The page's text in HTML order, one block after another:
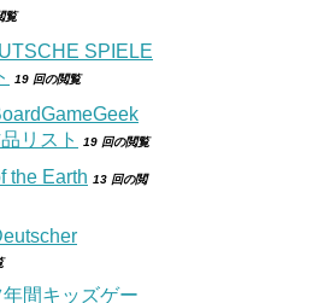
覧
SPIELE
19 回の閲覧
リスト
19 回の閲覧
Earth 13 回の閲
間キッズゲー